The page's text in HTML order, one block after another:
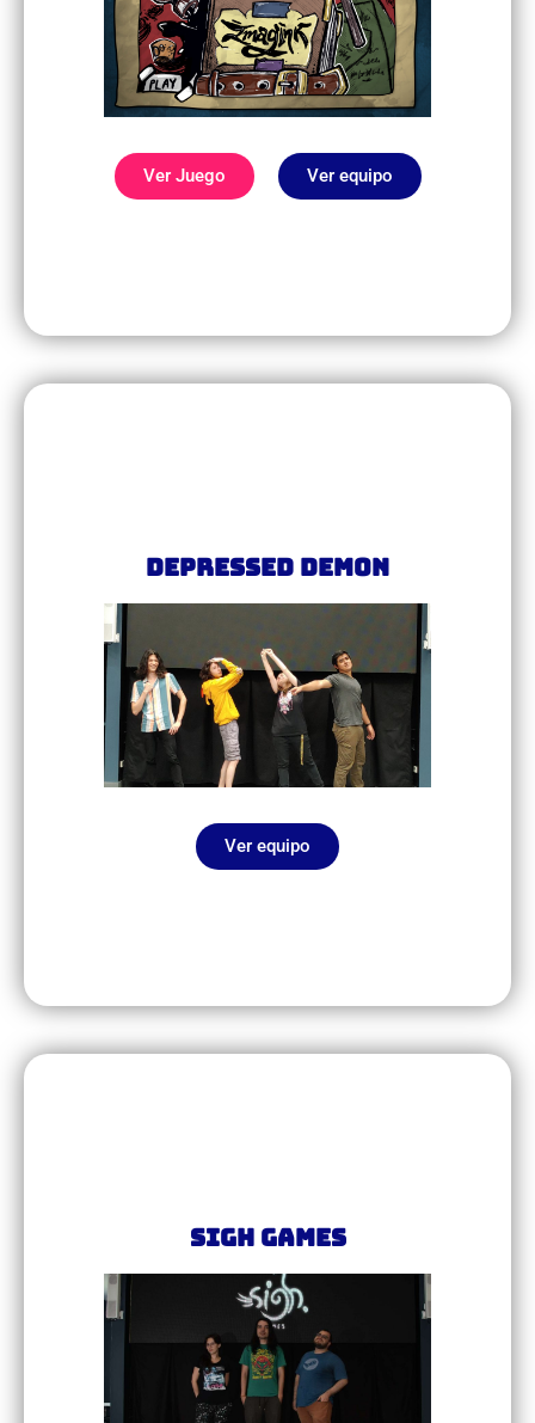
Ver Juego Ver equipo
Depressed Demon
Ver equipo
Sigh Games